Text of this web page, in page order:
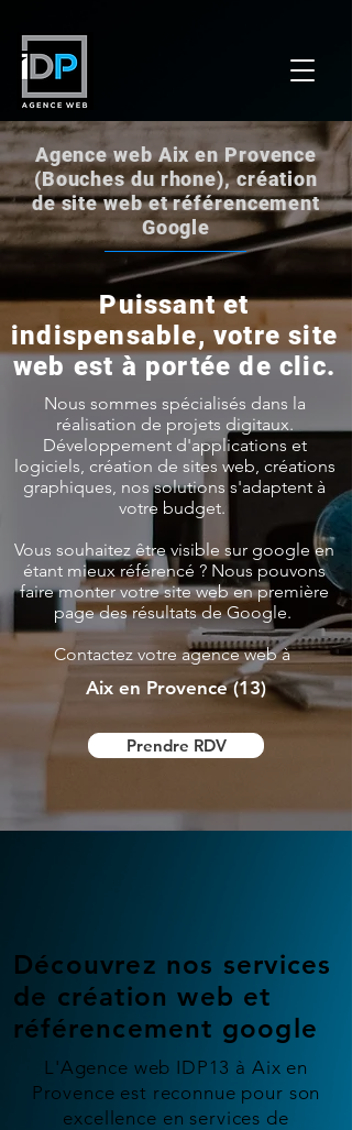
Agence web Aix en Provence
(Bouches du rhone), création
de site web et référencement
Google
Puissant et
indispensable, votre site
web est à portée de clic.
Nous sommes spécialisés dans la
réalisation de projets digitaux.
Développement d'applications et
logiciels, création de sites web, créations
graphiques, nos solutions s'adaptent à
votre budget.
Vous souhaitez être visible sur google en
étant mieux référencé ? Nous pouvons
faire monter votre site web en première
page des résultats de Google.
Contactez votre agence web à
Aix en Provence (13)
Prendre RDV
Découvrez nos services
de création web et
référencement google
L'Agence web IDP13 à Aix en
Provence est reconnue pour son
excellence en services de